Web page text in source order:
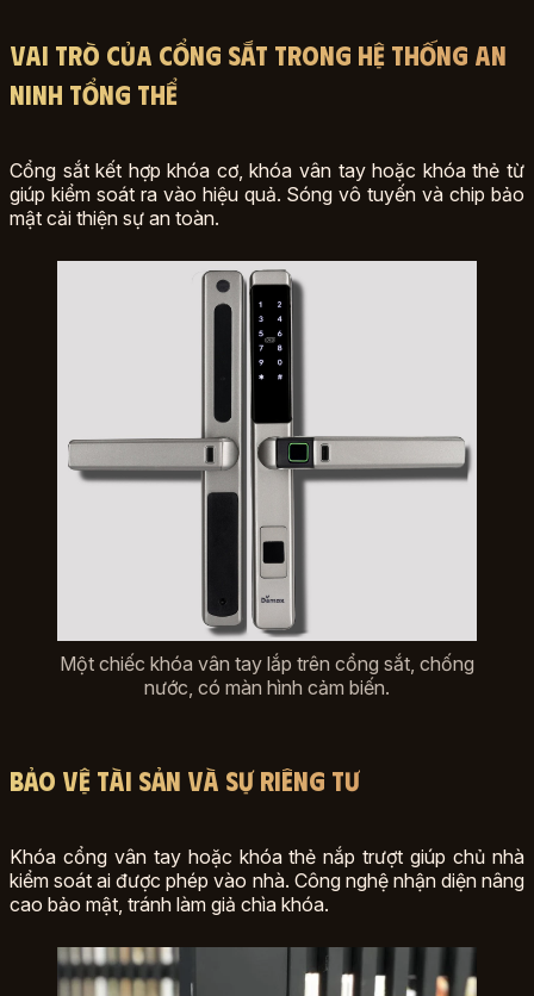
Vai Trò Của Cổng Sắt Trong Hệ Thống An
Ninh Tổng Thể
Cổng sắt kết hợp khóa cơ, khóa vân tay hoặc khóa thẻ từ
giúp kiểm soát ra vào hiệu quả. Sóng vô tuyến và chip bảo
mật cải thiện sự an toàn.
Một chiếc khóa vân tay lắp trên cổng sắt, chống
nước, có màn hình cảm biến.
Bảo Vệ Tài Sản và Sự Riêng Tư
Khóa cổng vân tay hoặc khóa thẻ nắp trượt giúp chủ nhà
kiểm soát ai được phép vào nhà. Công nghệ nhận diện nâng
cao bảo mật, tránh làm giả chìa khóa.